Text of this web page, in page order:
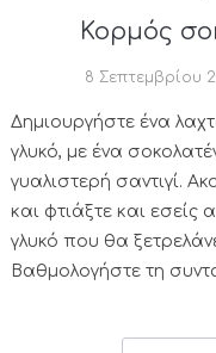
Κορμός
8 Σεπτεμβρίου
Δημιουργήστε ένα
γλυκό, με ένα
γυαλιστερή σαντιγί.
και φτιάξτε και εσείς
γλυκό που θα
Βαθμολογήστε τη